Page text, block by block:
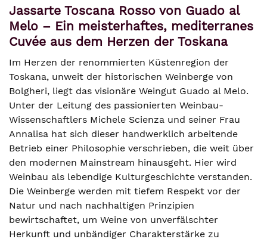
Jassarte Toscana Rosso von Guado al
Melo – Ein meisterhaftes, mediterranes
Cuvée aus dem Herzen der Toskana
Im Herzen der renommierten Küstenregion der
Toskana, unweit der historischen Weinberge von
Bolgheri, liegt das visionäre Weingut Guado al Melo.
Unter der Leitung des passionierten Weinbau-
Wissenschaftlers Michele Scienza und seiner Frau
Annalisa hat sich dieser handwerklich arbeitende
Betrieb einer Philosophie verschrieben, die weit über
den modernen Mainstream hinausgeht. Hier wird
Weinbau als lebendige Kulturgeschichte verstanden.
Die Weinberge werden mit tiefem Respekt vor der
Natur und nach nachhaltigen Prinzipien
bewirtschaftet, um Weine von unverfälschter
Herkunft und unbändiger Charakterstärke zu